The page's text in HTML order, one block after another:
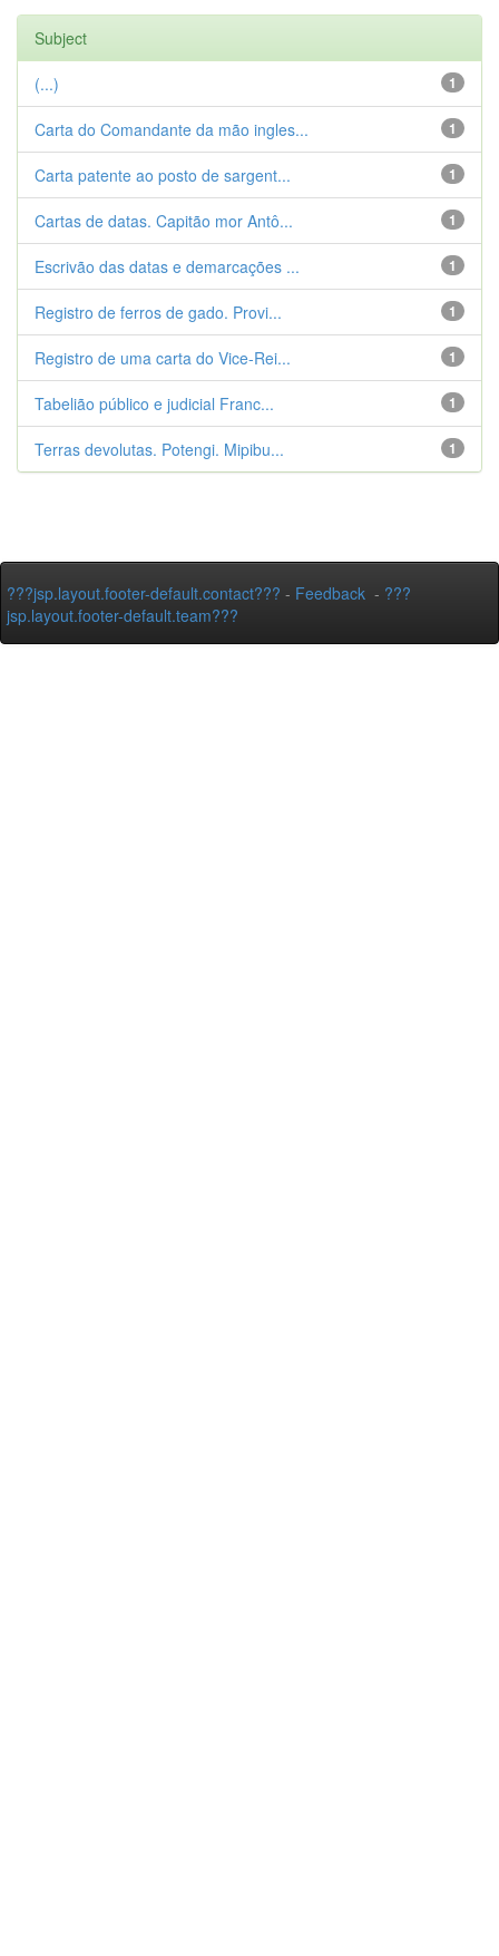
Subject
1
(...)
1
Carta do Comandante da mão ingles...
1
Carta patente ao posto de sargent...
1
Cartas de datas. Capitão mor Antô...
1
Escrivão das datas e demarcações ...
1
Registro de ferros de gado. Provi...
1
Registro de uma carta do Vice-Rei...
1
Tabelião público e judicial Franc...
1
Terras devolutas. Potengi. Mipibu...
???jsp.layout.footer-default.contact??? - Feedback - ???
jsp.layout.footer-default.team???